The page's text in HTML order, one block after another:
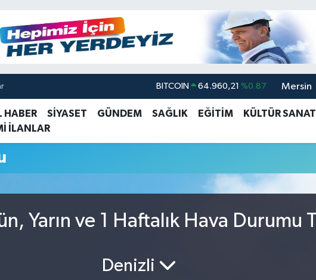
BITCOIN 64.960,21 %0.87
DOLAR 47,7436 %0.18
GRAM ALTIN 6648.99 %2.59
BİST100 13.779 %-14
Mersin
HABER SİYASET GÜNDEM SAĞLIK EĞİTİM KÜLTÜR SANAT
İLANLAR
Yarın ve 1 Haftalık Hava Durumu
Denizli